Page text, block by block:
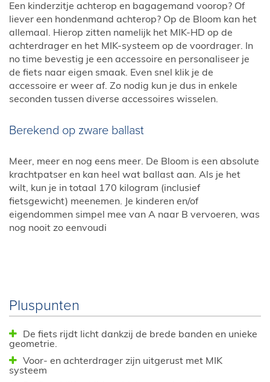
Een kinderzitje achterop en bagagemand voorop? Of
liever een hondenmand achterop? Op de Bloom kan het
allemaal. Hierop zitten namelijk het MIK-HD op de
achterdrager en het MIK-systeem op de voordrager. In
no time bevestig je een accessoire en personaliseer je
de fiets naar eigen smaak. Even snel klik je de
accessoire er weer af. Zo nodig kun je dus in enkele
seconden tussen diverse accessoires wisselen.
Berekend op zware ballast
Meer, meer en nog eens meer. De Bloom is een absolute
krachtpatser en kan heel wat ballast aan. Als je het
wilt, kun je in totaal 170 kilogram (inclusief
fietsgewicht) meenemen. Je kinderen en/of
eigendommen simpel mee van A naar B vervoeren, was
nog nooit zo eenvoudi
Pluspunten
De fiets rijdt licht dankzij de brede banden en unieke
geometrie.
Voor- en achterdrager zijn uitgerust met MIK
systeem